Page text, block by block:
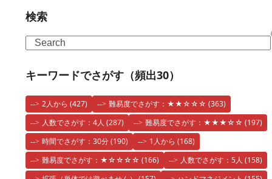
検索
Search
キーワードでさがす（頻出30）
2人から (427) 難易度でさがす：★★☆☆☆ (363)
人数でさがす：4人 (287) 難易度でさがす：★★★☆☆ (197)
時間でさがす：30分(190) 1人から (168)
難易度でさがす：★☆☆☆☆ (166) 人数でさがす：5人 (158)